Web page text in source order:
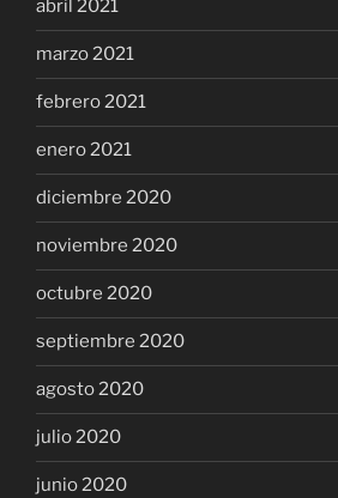
abril 2021
marzo 2021
febrero 2021
enero 2021
diciembre 2020
noviembre 2020
octubre 2020
septiembre 2020
agosto 2020
julio 2020
junio 2020